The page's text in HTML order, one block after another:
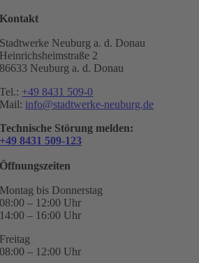
Kontakt
Stadtwerke Neuburg a. d. Donau
Heinrichsheimstraße 2
86633 Neuburg a. d. Donau
Tel.: +49 8431 509-0
Mail: info@stadtwerke-neuburg.de
Technische Störung melden:
+49 8431 509-123
Öffnungszeiten
Montag bis Donnerstag
08:00 – 12:00 Uhr
14:00 – 16:00 Uhr
Freitag
08:00 – 12:00 Uhr